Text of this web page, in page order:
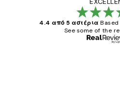
4.4 από 5 αστέρια
See some of the